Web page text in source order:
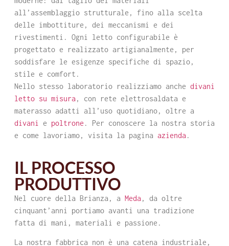
all’assemblaggio strutturale, fino alla scelta
delle imbottiture, dei meccanismi e dei
rivestimenti. Ogni letto configurabile è
progettato e realizzato artigianalmente, per
soddisfare le esigenze specifiche di spazio,
stile e comfort.
Nello stesso laboratorio realizziamo anche divani
letto su misura, con rete elettrosaldata e
materasso adatti all’uso quotidiano, oltre a
divani e poltrone . Per conoscere la nostra storia
e come lavoriamo, visita la pagina azienda.
IL PROCESSO
PRODUTTIVO
Nel cuore della Brianza, a Meda, da oltre
cinquant’anni portiamo avanti una tradizione
fatta di mani, materiali e passione.
La nostra fabbrica non è una catena industriale,